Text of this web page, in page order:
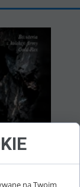
na Twoim